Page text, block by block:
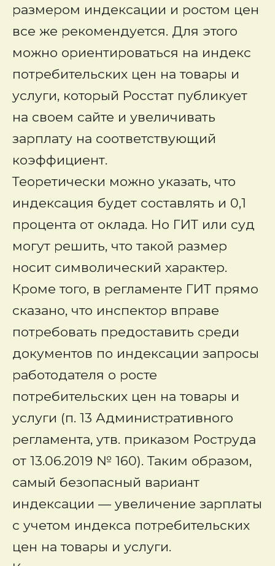
размером индексации и ростом цен
все же рекомендуется. Для этого
можно ориентироваться на индекс
потребительских цен на товары и
услуги, который Росстат публикует
на своем сайте и увеличивать
зарплату на соответствующий
коэффициент.
Теоретически можно указать, что
индексация будет составлять и 0,1
процента от оклада. Но ГИТ или суд
могут решить, что такой размер
носит символический характер.
Кроме того, в регламенте ГИТ прямо
сказано, что инспектор вправе
потребовать предоставить среди
документов по индексации запросы
работодателя о росте
потребительских цен на товары и
услуги (п. 13 Административного
регламента, утв. приказом Роструда
от 13.06.2019 № 160). Таким образом,
самый безопасный вариант
индексации — увеличение зарплаты
с учетом индекса потребительских
цен на товары и услуги.